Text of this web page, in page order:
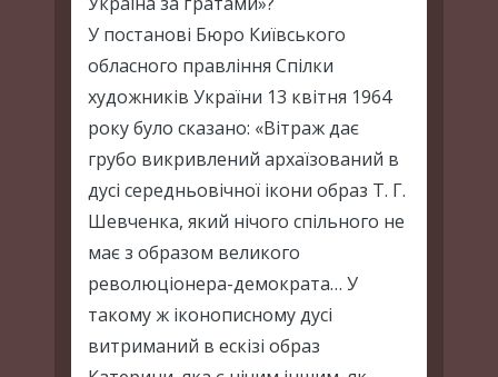
У постанові Бюро Київського
обласного правління Спілки
художників України 13 квітня 1964
року було сказано: «Вітраж дає
грубо викривлений архаїзований в
дусі середньовічної ікони образ Т. Г.
Шевченка, який нічого спільного не
має з образом великого
революціонера-демократа… У
такому ж іконописному дусі
витриманий в ескізі образ